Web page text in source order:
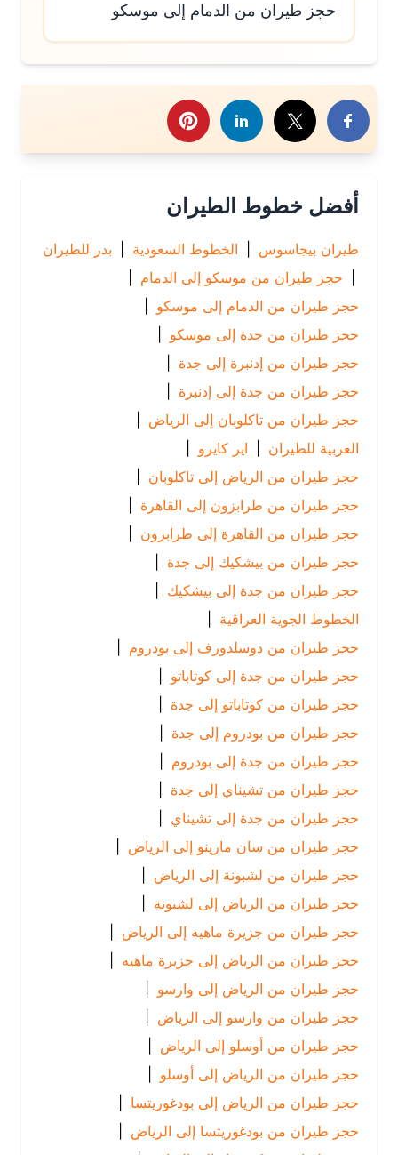
حجز طيران من الدمام إلى موسكو
هذا الموضوع
أفضل خطوط الطيران
طيران بيجاسوس | الخطوط السعودية | بدر للطيران
حجز طيران من موسكو إلى الدمام
|
حجز طيران من الدمام إلى موسكو |
حجز طيران من جدة إلى موسكو |
حجز طيران من إدنبرة إلى جدة
حجز طيران من جدة إلى إدنبرة |
حجز طيران من تاكلوبان إلى الرياض
|
العربية للطيران | اير كايرو
|
حجز طيران من الرياض إلى تاكلوبان |
حجز طيران من طرابزون إلى القاهرة |
حجز طيران من القاهرة إلى طرابزون |
حجز طيران من بيشكيك إلى جدة
حجز طيران من جدة إلى بيشكيك |
الخطوط الجوية العراقية
حجز طيران من دوسلدورف إلى بودروم |
حجز طيران من جدة إلى كوتاباتو |
حجز طيران من كوتاباتو إلى جدة
حجز طيران من بودروم إلى جدة
حجز طيران من جدة إلى بودروم |
حجز طيران من تشيناي إلى جدة
حجز طيران من جدة إلى تشيناي |
حجز طيران من سان مارينو إلى الرياض
|
حجز طيران من لشبونة إلى الرياض
|
حجز طيران من الرياض إلى لشبونة |
حجز طيران من جزيرة ماهيه إلى الرياض
|
حجز طيران من الرياض إلى جزيرة ماهيه |
حجز طيران من الرياض إلى وارسو
|
حجز طيران من وارسو إلى الرياض
|
حجز طيران من أوسلو إلى الرياض
|
حجز طيران من الرياض إلى أوسلو
|
حجز طيران من الرياض إلى بودغوريتسا
|
حجز طيران من بودغوريتسا إلى الرياض
|